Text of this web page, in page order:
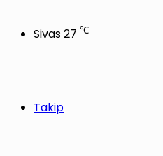
Sivas27 ℃
Takip